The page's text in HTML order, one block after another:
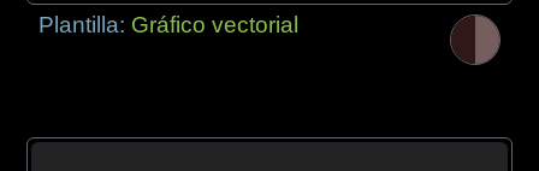
Plantilla: Gráfico vectorial